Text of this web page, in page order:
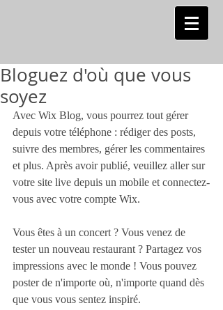
Bloguez d'où que vous
soyez
Avec Wix Blog, vous pourrez tout gérer
depuis votre téléphone : rédiger des posts,
suivre des membres, gérer les commentaires
et plus. Après avoir publié, veuillez aller sur
votre site live depuis un mobile et connectez-
vous avec votre compte Wix.
Vous êtes à un concert ? Vous venez de
tester un nouveau restaurant ? Partagez vos
impressions avec le monde ! Vous pouvez
poster de n'importe où, n'importe quand dès
que vous vous sentez inspiré.